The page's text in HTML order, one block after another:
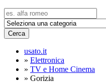
Cerca
usato.it
» Elettronica
» TV e Home Cinema
» Gorizia